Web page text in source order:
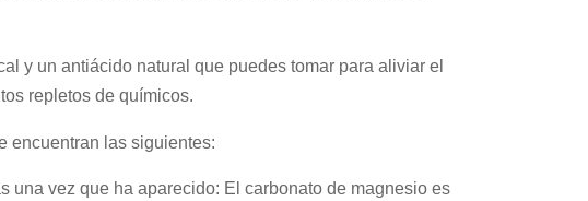
y un antiácido natural que puedes tomar para aliviar el
repletos de químicos.
encuentran las siguientes:
una vez que ha aparecido: El carbonato de magnesio es